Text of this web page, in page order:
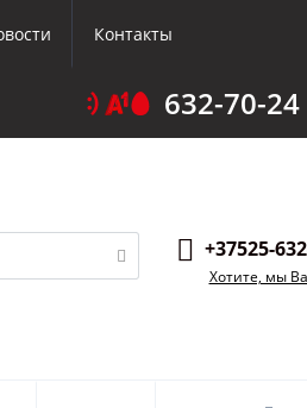
Контакты
632-70-24
+37525-
Хотите, мы